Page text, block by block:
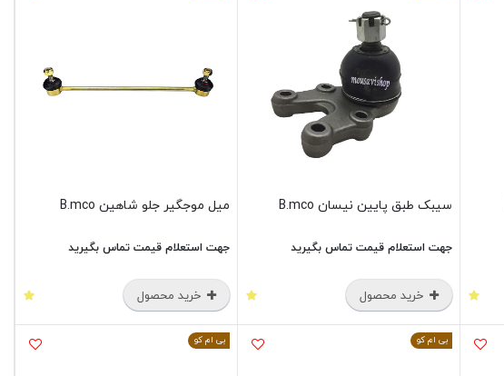
سیبک طبق پایین نیسان B.mco
جهت استعلام قیمت تماس بگیرید
خرید محصول
میل موجگیر جلو شاهین B.mco
جهت استعلام قیمت تماس بگیرید
خرید محصول
بی ام کو بی ام کو